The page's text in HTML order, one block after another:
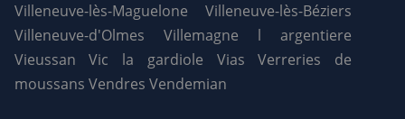
Villeneuve-lès-Maguelone
Villeneuve-lès-Béziers
Villeneuve-d'Olmes
Villemagne l argentiere
Vieussan
Vic la gardiole Vias
Verreries de
moussans Vendres Vendemian